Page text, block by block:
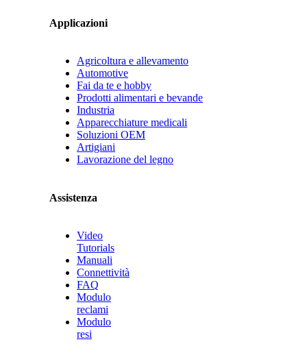
Applicazioni
Agricoltura e allevamento
Automotive
Fai da te e hobby
Prodotti alimentari e bevande
Industria
Apparecchiature medicali
Soluzioni OEM
Artigiani
Lavorazione del legno
Assistenza
Video
Tutorials
Manuali
Connettività
FAQ
Modulo
reclami
Modulo
resi